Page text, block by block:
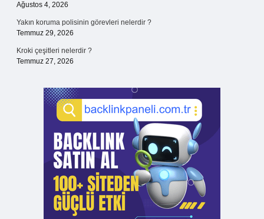
Ağustos 4, 2026
Yakın koruma polisinin görevleri nelerdir ?
Temmuz 29, 2026
Kroki çeşitleri nelerdir ?
Temmuz 27, 2026